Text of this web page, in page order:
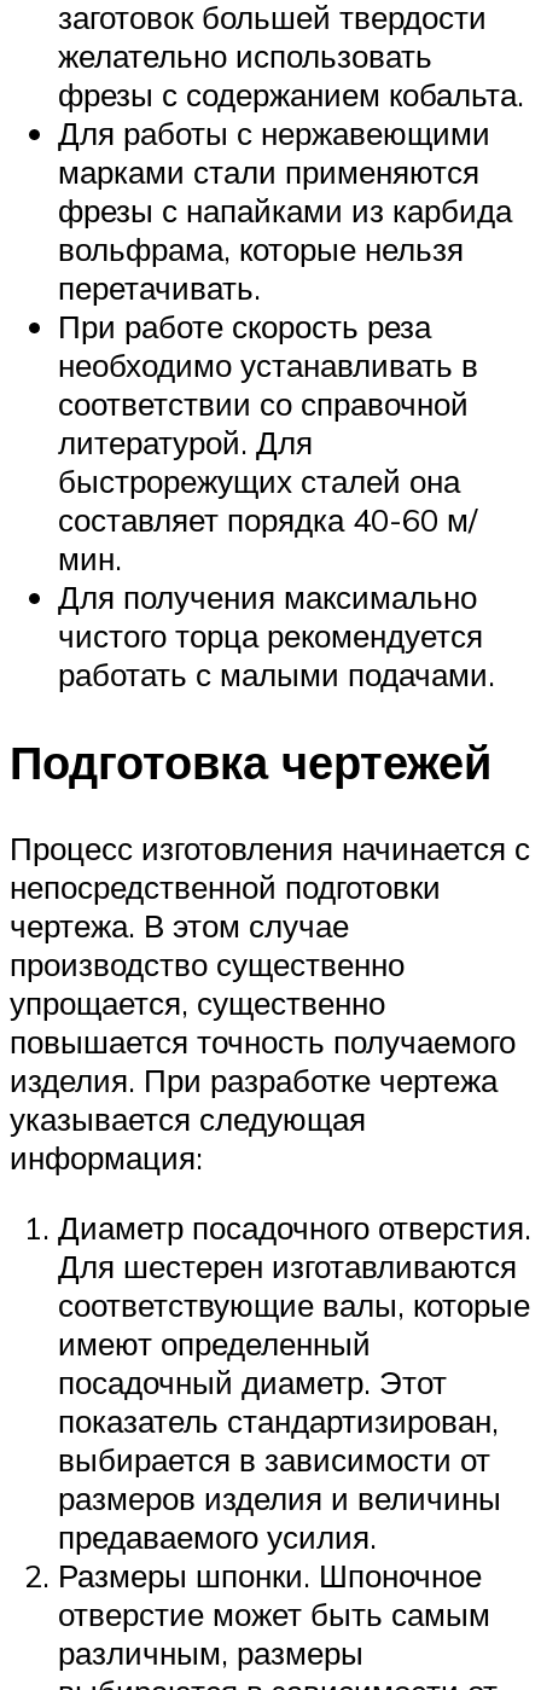
заготовок большей твердости
желательно использовать
фрезы с содержанием кобальта.
Для работы с нержавеющими
марками стали применяются
фрезы с напайками из карбида
вольфрама, которые нельзя
перетачивать.
При работе скорость реза
необходимо устанавливать в
соответствии со справочной
литературой. Для
быстрорежущих сталей она
составляет порядка 40-60 м/
мин.
Для получения максимально
чистого торца рекомендуется
работать с малыми подачами.
Подготовка чертежей
Процесс изготовления начинается с
непосредственной подготовки
чертежа. В этом случае
производство существенно
упрощается, существенно
повышается точность получаемого
изделия. При разработке чертежа
указывается следующая
информация:
Диаметр посадочного отверстия.
Для шестерен изготавливаются
соответствующие валы, которые
имеют определенный
посадочный диаметр. Этот
показатель стандартизирован,
выбирается в зависимости от
размеров изделия и величины
предаваемого усилия.
Размеры шпонки. Шпоночное
отверстие может быть самым
различным, размеры